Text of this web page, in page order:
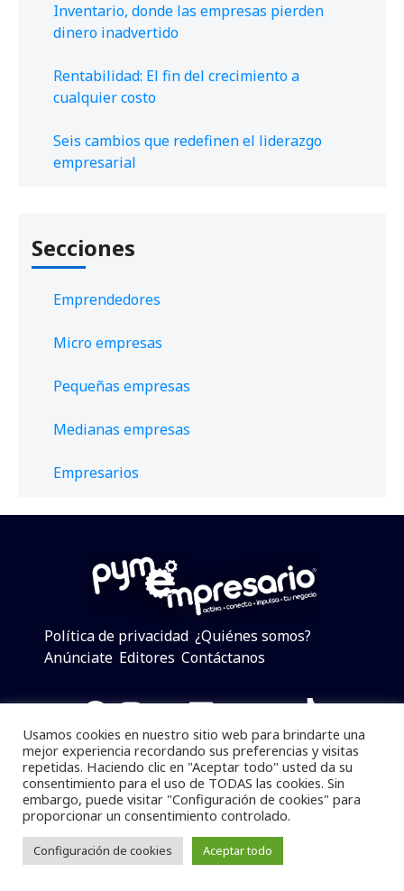
Inventario, donde las empresas pierden
dinero inadvertido
Rentabilidad: El fin del crecimiento a
cualquier costo
Seis cambios que redefinen el liderazgo
empresarial
Secciones
Emprendedores
Micro empresas
Pequeñas empresas
Medianas empresas
Empresarios
Política de privacidad ¿Quiénes somos?
Anúnciate Editores Contáctanos
Facebook
Instagram
Twitter
LinkedIn
Telegram
YouTube
TikTok
Pymempresario © 2025 Todos los derechos reservados.
Se prohibe el uso de la información total o parcial sin
dar referencia a la fuente.
Desarrollado poryalla ya!
Usamos cookies en nuestro sitio web para brindarte una
mejor experiencia recordando sus preferencias y visitas
repetidas. Haciendo clic en "Aceptar todo" usted da su
consentimiento para el uso de TODAS las cookies. Sin
embargo, puede visitar "Configuración de cookies" para
proporcionar un consentimiento controlado.
Configuración de cookies Aceptar todo